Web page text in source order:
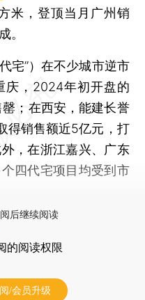
米，登顶当月广州销
。
宅”）在不少城市逆市
庆，2024年初开盘的
；在西安，能建长誉
得销售额近5亿元，打
，在浙江嘉兴、广东
四代宅项目均受到市
后继续阅读
的阅读权限
/会员升级